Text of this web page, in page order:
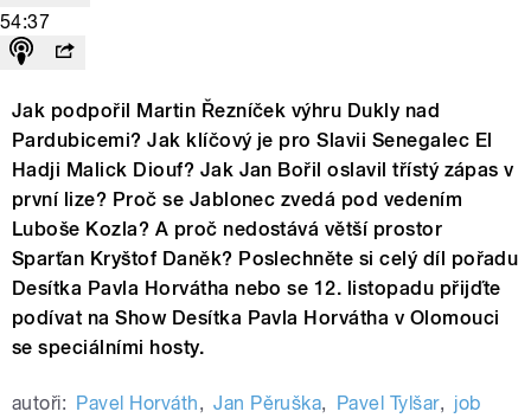
54:37
Jak podpořil Martin Řezníček výhru Dukly nad
Pardubicemi? Jak klíčový je pro Slavii Senegalec El
Hadji Malick Diouf? Jak Jan Bořil oslavil třístý zápas v
první lize? Proč se Jablonec zvedá pod vedením
Luboše Kozla? A proč nedostává větší prostor
Sparťan Kryštof Daněk? Poslechněte si celý díl pořadu
Desítka Pavla Horvátha nebo se 12. listopadu přijďte
podívat na Show Desítka Pavla Horvátha v Olomouci
se speciálními hosty.
autoři: Pavel Horváth, Jan Pěruška, Pavel Tylšar, job